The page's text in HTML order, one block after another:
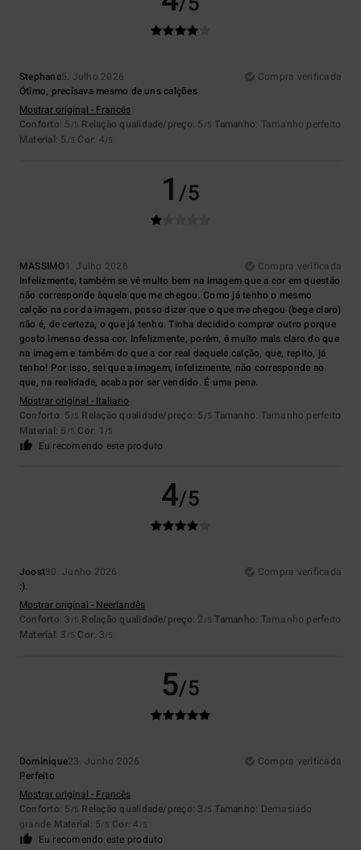
Stephane5. Julho 2026
Compra verificada
Ótimo, precisava mesmo de uns calções
Mostrar original - Francês
Conforto: 5 /5 Relação qualidade/preço: 5 /5 Tamanho: Tamanho perfeito
Material: 5 /5 Cor: 4/5
1/5
MASSIMO1. Julho 2026
Compra verificada
Infelizmente, também se vê muito bem na imagem que a cor em questão
não corresponde àquela que me chegou. Como já tenho o mesmo
calção na cor da imagem, posso dizer que o que me chegou (bege claro)
não é, de certeza, o que já tenho. Tinha decidido comprar outro porque
gosto imenso dessa cor. Infelizmente, porém, é muito mais claro do que
na imagem e também do que a cor real daquele calção, que, repito, já
tenho! Por isso, sei que a imagem, infelizmente, não corresponde ao
que, na realidade, acaba por ser vendido. É uma pena.
Mostrar original - Italiano
Conforto: 5 /5 Relação qualidade/preço: 5 /5 Tamanho: Tamanho perfeito
Material: 5 /5 Cor: 1 /5
Eu recomendo este produto
4/5
Joost30. Junho 2026
Compra verificada
:).
Mostrar original - Neerlandês
Conforto: 3 /5 Relação qualidade/preço: 2 /5 Tamanho: Tamanho perfeito
Material: 3 /5 Cor: 3/5
5/5
Dominique23. Junho 2026
Compra verificada
Perfeito
Mostrar original - Francês
Conforto: 5 /5 Relação qualidade/preço: 3 /5 Tamanho: Demasiado
grande Material: 5/5 Cor: 4 /5
Eu recomendo este produto